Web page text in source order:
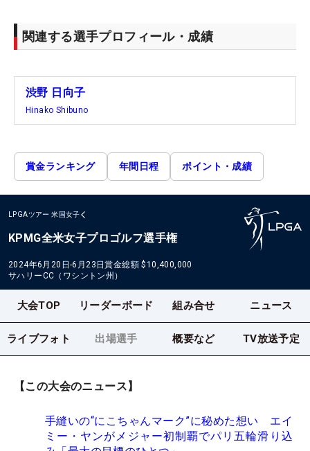
関連する選手プロフィール・成績
渋野 日向子
Hinako Shibuno
賞金ランキング 年間日程 ポイント・成績
LPGAツアー 米国女子
KPMG全米女子プロゴルフ選手権
2024年6月20日-6月23日賞金総額 $10,400,000
サハリーCC（ワシントン州）
大会TOP リーダーボード 組み合せ ニュース
ライブフォト 出場選手 概要など TV放送予定
【この大会のニュース】
手縫いの“にこちゃんマーク”に秘めた想い エイ
ミー・ヤンがメジャー初制覇でパリ五輪滑り込